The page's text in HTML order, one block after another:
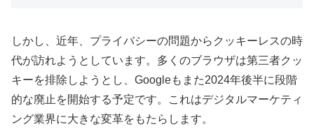
しかし、近年、プライバシーの問題からクッキーレスの時
代が訪れようとしています。多くのブラウザは第三者クッ
キーを排除しようとし、Googleもまた2024年後半に段階
的な廃止を開始する予定です。これはデジタルマーケティ
ング業界に大きな変革をもたらします。